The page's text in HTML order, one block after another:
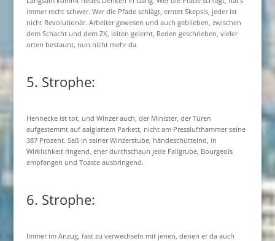
immer recht schwer. Wer die Pfade schlägt, erntet Skepsis, jeder ist
nicht Revolutionär. Arbeiter gewesen und auch geblieben, zwischen
dem Schacht und dem ZK, leiten gelernt, Reden geschrieben, vieler
orten bestaunt, nun nicht mehr da.
5. Strophe:
Hennecke ist tot, und Winzer auch, der Minister, der Türen
aufgestemmt auf aalglattem Parkett, nicht am Presslufthammer seine
387 Prozent. Saß in seiner Winzerstube, händeschüttelnd, in
Wirklichkeit ringend, eher durchschaun jede Fallgrube, Bourgeois
empfangen und Toaste ausbringend.
6. Strophe:
Immer im Anzug, fast zu verwechseln mit jenen, denen er da auch